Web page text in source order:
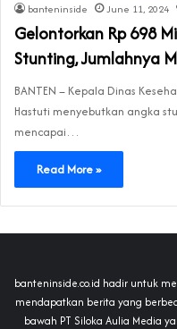
banteninside June 11, 2024
Gelontorkan Rp 698
Stunting, Jumlahnya
BANTEN – Kepala Dinas
Hastuti menyebutkan angka
mencapai…
Read More »
banteninside.co.id hadir untuk
mendapatkan berita yang
bawah PT Siloka Aulia Media